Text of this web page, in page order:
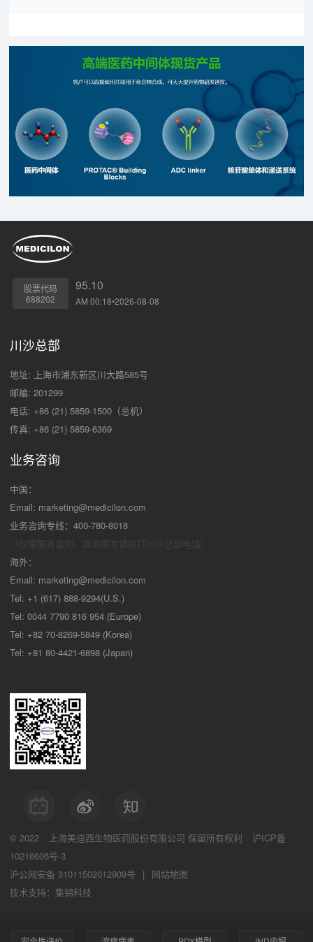
股票代码
688202
95.10
AM 00:18•2026-08-08
川沙总部
地址: 上海市浦东新区川大路585号
邮编: 201299
电话: +86 (21) 5859-1500（总机）
传真: +86 (21) 5859-6369
业务咨询
中国：
Email: marketing@medicilon.com
业务咨询专线：400-780-8018
海外：
Email: marketing@medicilon.com
Tel: +1 (617) 888-9294(U.S.)
Tel: 0044 7790 816 954 (Europe)
Tel: +82 70-8269-5849 (Korea)
Tel: +81 80-4421-6898 (Japan)
© 2022 上海美迪西生物医药股份有限公司 保留所有权利
沪ICP备
10216606号-3
沪公网安备 31011502012909号
|
网站地图
技术支持：集锦科技